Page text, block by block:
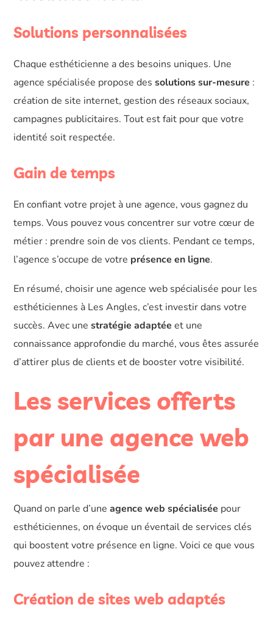
Solutions personnalisées
Chaque esthéticienne a des besoins uniques. Une
agence spécialisée propose dessolutions sur-mesure :
création de site internet, gestion des réseaux sociaux,
campagnes publicitaires. Tout est fait pour que votre
identité soit respectée.
Gain de temps
En confiant votre projet à une agence, vous gagnez du
temps. Vous pouvez vous concentrer sur votre cœur de
métier : prendre soin de vos clients. Pendant ce temps,
l’agence s’occupe de votre présence en ligne.
En résumé, choisir une agence web spécialisée pour les
esthéticiennes à Les Angles, c’est investir dans votre
succès. Avec unestratégie adaptée et une
connaissance approfondie du marché, vous êtes assurée
d’attirer plus de clients et de booster votre visibilité.
Les services offerts
par une agence web
spécialisée
Quand on parle d’uneagence web spécialisée pour
esthéticiennes, on évoque un éventail de services clés
qui boostent votre présence en ligne. Voici ce que vous
pouvez attendre :
Création de sites web adaptés